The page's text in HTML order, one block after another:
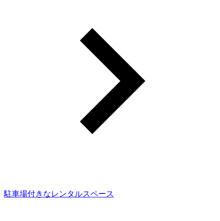
駐車場付きなレンタルスペース